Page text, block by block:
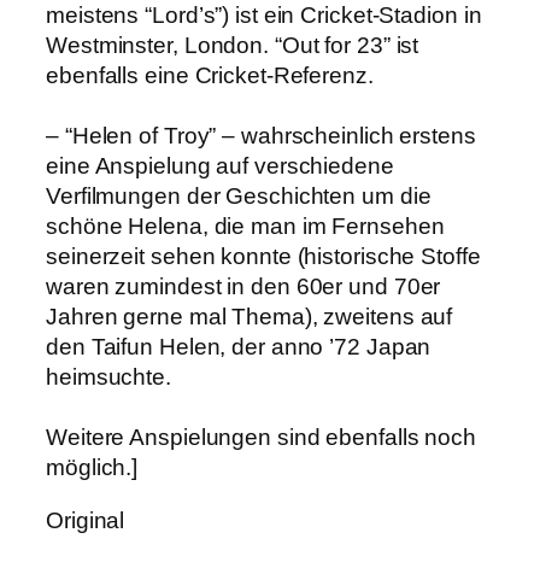
meistens “Lord’s”) ist ein Cricket-Stadion in
Westminster, London. “Out for 23” ist
ebenfalls eine Cricket-Referenz.
– “Helen of Troy” – wahrscheinlich erstens
eine Anspielung auf verschiedene
Verfilmungen der Geschichten um die
schöne Helena, die man im Fernsehen
seinerzeit sehen konnte (historische Stoffe
waren zumindest in den 60er und 70er
Jahren gerne mal Thema), zweitens auf
den Taifun Helen, der anno ’72 Japan
heimsuchte.
Weitere Anspielungen sind ebenfalls noch
möglich.]
Original